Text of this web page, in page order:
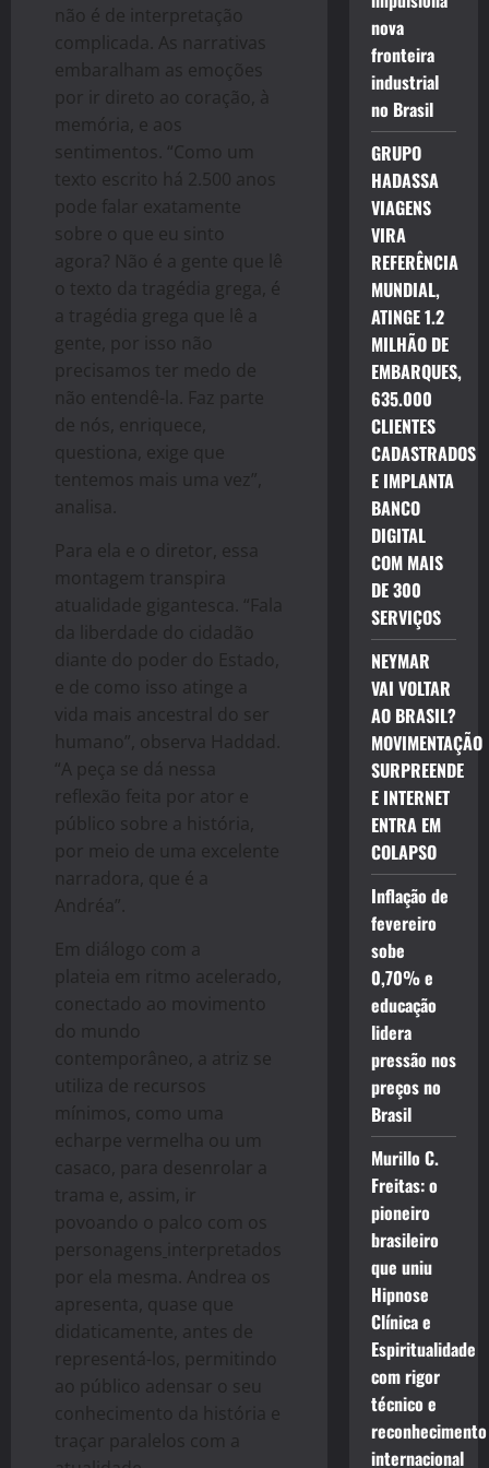
não é de interpretação
complicada. As narrativas
embaralham as emoções
por ir direto ao coração, à
memória, e aos
sentimentos. “Como um
texto escrito há 2.500 anos
pode falar exatamente
sobre o que eu sinto
agora? Não é a gente que lê
o texto da tragédia grega, é
a tragédia grega que lê a
gente, por isso não
precisamos ter medo de
não entendê-la. Faz parte
de nós, enriquece,
questiona, exige que
tentemos mais uma vez”,
analisa.
Para ela e o diretor, essa
montagem transpira
atualidade gigantesca. “Fala
da liberdade do cidadão
diante do poder do Estado,
e de como isso atinge a
vida mais ancestral do ser
humano”, observa Haddad.
“A peça se dá nessa
reflexão feita por ator e
público sobre a história,
por meio de uma excelente
narradora, que é a
Andréa”.
Em diálogo com a
plateia em ritmo acelerado,
conectado ao movimento
do mundo
contemporâneo, a atriz se
utiliza de recursos
mínimos, como uma
echarpe vermelha ou um
casaco, para desenrolar a
trama e, assim, ir
povoando o palco com os
personagens interpretados
por ela mesma. Andrea os
apresenta, quase que
didaticamente, antes de
representá-los, permitindo
ao público adensar o seu
conhecimento da história e
traçar paralelos com a
nova
fronteira
industrial
no Brasil
GRUPO
HADASSA
VIAGENS
VIRA
REFERÊNCIA
MUNDIAL,
ATINGE 1.2
MILHÃO DE
EMBARQUES,
635.000
CLIENTES
CADASTRADOS
E IMPLANTA
BANCO
DIGITAL
COM MAIS
DE 300
SERVIÇOS
NEYMAR
VAI VOLTAR
AO BRASIL?
MOVIMENTAÇÃO
SURPREENDE
E INTERNET
ENTRA EM
COLAPSO
Inflação de
fevereiro
sobe
0,70% e
educação
lidera
pressão nos
preços no
Brasil
Murillo C.
Freitas: o
pioneiro
brasileiro
que uniu
Hipnose
Clínica e
Espiritualidade
com rigor
técnico e
reconhecimento
internacional